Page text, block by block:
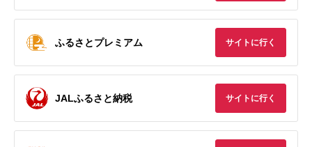
ふるさとプレミアム サイトに行く
JALふるさと納税 サイトに行く